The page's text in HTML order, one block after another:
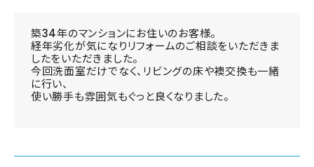
築34年のマンションにお住いのお客様。
経年劣化が気になりリフォームのご相談をいただきま
したをいただきました。
今回洗面室だけでなく、リビングの床や襖交換も一緒
に行い、
使い勝手も雰囲気もぐっと良くなりました。